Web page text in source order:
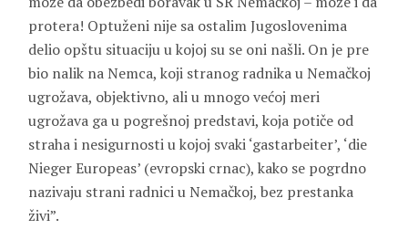
protera! Optuženi nije sa ostalim Jugoslovenima
delio opštu situaciju u kojoj su se oni našli. On je pre
bio nalik na Nemca, koji stranog radnika u Nemačkoj
ugrožava, objektivno, ali u mnogo većoj meri
ugrožava ga u pogrešnoj predstavi, koja potiče od
straha i nesigurnosti u kojoj svaki ‘gastarbeiter’, ‘die
Nieger Europeas’ (evropski crnac), kako se pogrdno
nazivaju strani radnici u Nemačkoj, bez prestanka
živi”.